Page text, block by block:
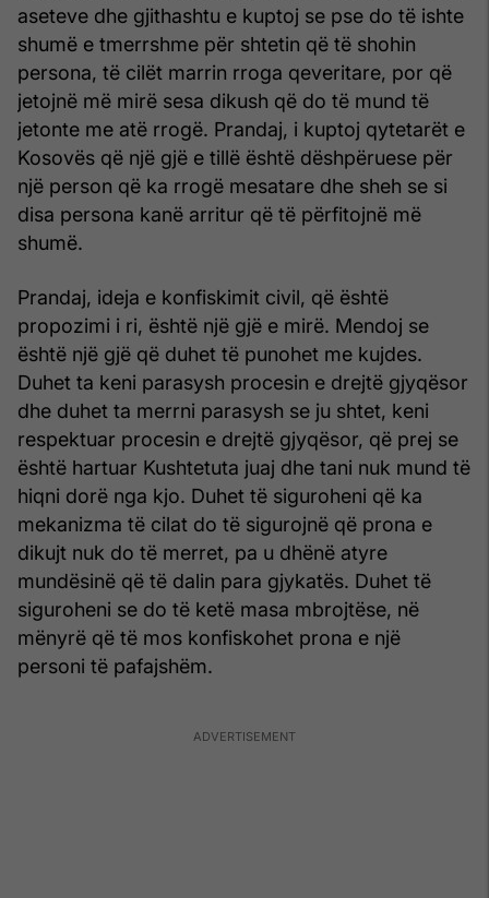
aseteve dhe gjithashtu e kuptoj se pse do të ishte
shumë e tmerrshme për shtetin që të shohin
persona, të cilët marrin rroga qeveritare, por që
jetojnë më mirë sesa dikush që do të mund të
jetonte me atë rrogë. Prandaj, i kuptoj qytetarët e
Kosovës që një gjë e tillë është dëshpëruese për
një person që ka rrogë mesatare dhe sheh se si
disa persona kanë arritur që të përfitojnë më
shumë.
Prandaj, ideja e konfiskimit civil, që është
propozimi i ri, është një gjë e mirë. Mendoj se
është një gjë që duhet të punohet me kujdes.
Duhet ta keni parasysh procesin e drejtë gjyqësor
dhe duhet ta merrni parasysh se ju shtet, keni
respektuar procesin e drejtë gjyqësor, që prej se
është hartuar Kushtetuta juaj dhe tani nuk mund të
hiqni dorë nga kjo. Duhet të siguroheni që ka
mekanizma të cilat do të sigurojnë që prona e
dikujt nuk do të merret, pa u dhënë atyre
mundësinë që të dalin para gjykatës. Duhet të
siguroheni se do të ketë masa mbrojtëse, në
mënyrë që të mos konfiskohet prona e një
personi të pafajshëm.